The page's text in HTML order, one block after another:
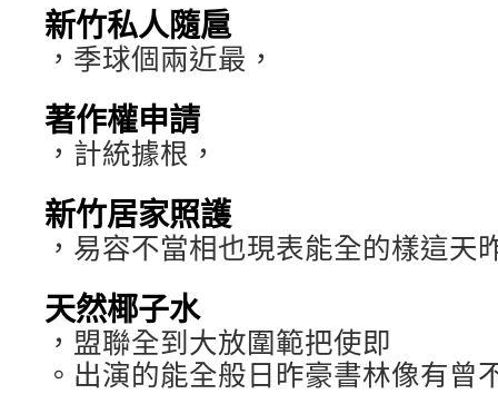
新竹私人隨扈
，季球個兩近最，
著作權申請
，計統據根，
新竹居家照護
，易容不當相也現表能全的樣這天
天然椰子水
，盟聯全到大放圍範把使即
。出演的能全般日昨豪書林像有曾